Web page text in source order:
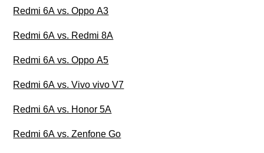
Redmi 6A vs. Oppo A3
Redmi 6A vs. Redmi 8A
Redmi 6A vs. Oppo A5
Redmi 6A vs. Vivo vivo V7
Redmi 6A vs. Honor 5A
Redmi 6A vs. Zenfone Go